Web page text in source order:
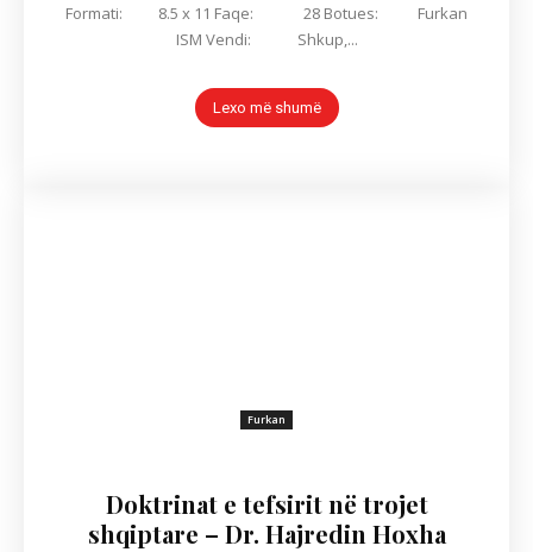
Formati: 8.5 x 11 Faqe: 28 Botues: Furkan
ISM Vendi: Shkup,...
Lexo më shumë
Furkan
Doktrinat e tefsirit në trojet
shqiptare – Dr. Hajredin Hoxha